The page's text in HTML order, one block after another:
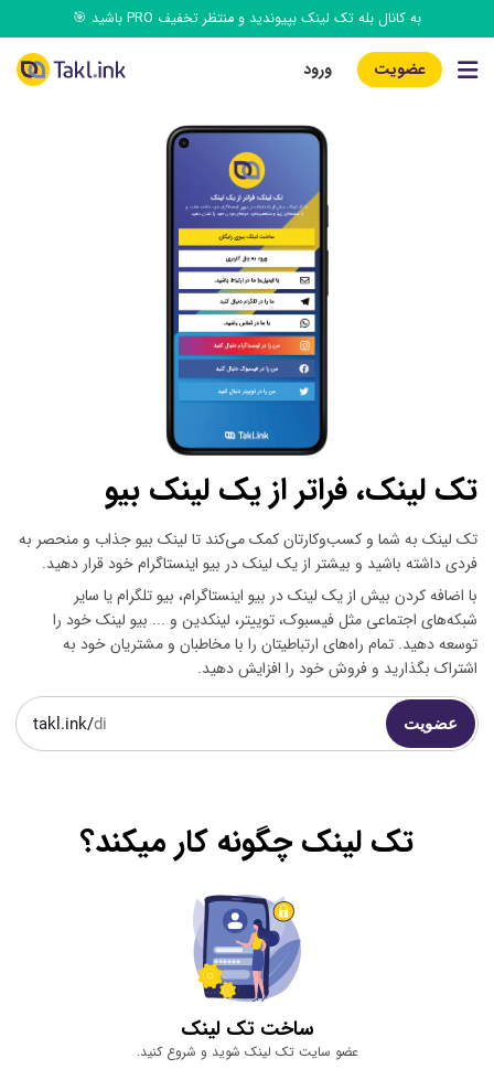
به کانال بله تک‌ لینک بپیوندید و منتظر تخفیف PRO باشید 🎯
ورود عضویت
تک لینک، فراتر از یک لینک بیو
تک لینک به شما و کسب‌وکارتان کمک می‌کند تا لینک‌ بیو جذاب و منحصر به
فردی داشته باشید و بیشتر از یک لینک در بیو اینستاگرام خود قرار دهید.
با اضافه کردن بیش از یک لینک در بیو اینستاگرام، بیو تلگرام یا سایر
شبکه‌های اجتماعی مثل فیسبوک، توییتر، لینکدین و ... بیو لینک خود را
توسعه دهید. تمام راه‌های ارتباطیتان را با مخاطبان و مشتریان خود به
اشتراک بگذارید و فروش خود را افزایش دهید.
takl.ink/ عضویت
تک لینک چگونه کار میکند؟
ساخت تک لینک
عضو سایت تک لینک شوید و شروع کنید.